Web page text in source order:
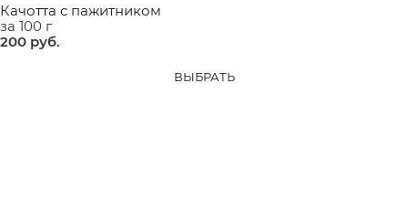
Качотта с пажитником
за 100 г
200 руб.
ВЫБРАТЬ